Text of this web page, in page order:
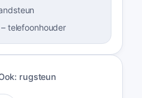
– telefoonhouder
rugsteun